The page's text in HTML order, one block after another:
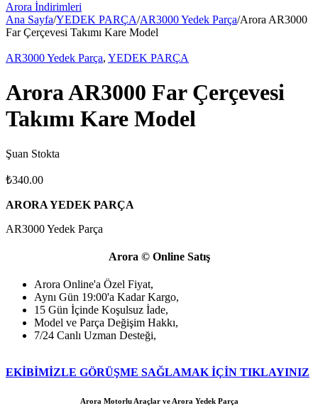
Arora İndirimleri
Ana Sayfa/YEDEK PARÇA/AR3000 Yedek Parça/Arora AR3000
Far Çerçevesi Takımı Kare Model
AR3000 Yedek Parça, YEDEK PARÇA
Arora AR3000 Far Çerçevesi
Takımı Kare Model
Şuan Stokta
₺340.00
ARORA YEDEK PARÇA
AR3000 Yedek Parça
Arora © Online Satış
Arora Online'a Özel Fiyat,
Aynı Gün 19:00'a Kadar Kargo,
15 Gün İçinde Koşulsuz İade,
Model ve Parça Değişim Hakkı,
7/24 Canlı Uzman Desteği,
EKİBİMİZLE GÖRÜŞME SAĞLAMAK İÇİN TIKLAYINIZ
Arora Motorlu Araçlar ve Arora Yedek Parça